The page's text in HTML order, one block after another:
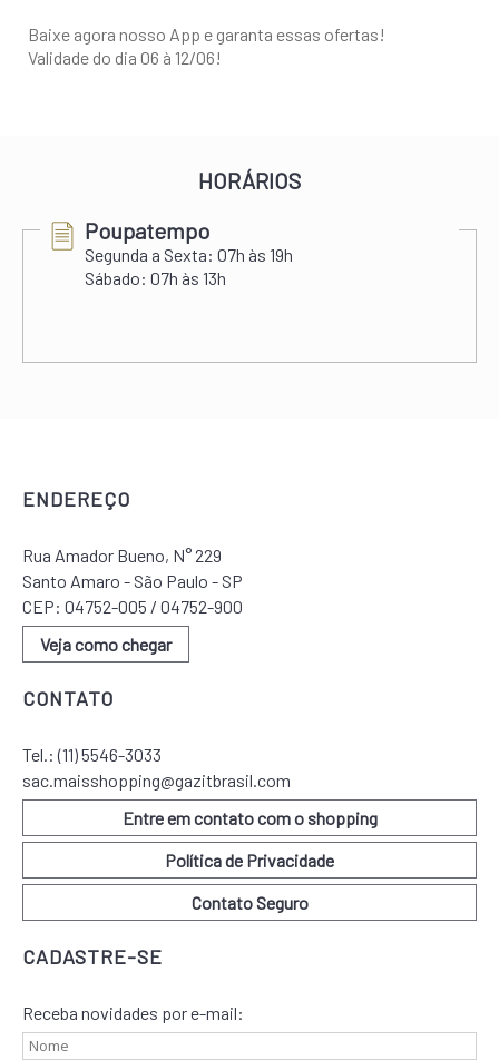
Baixe agora nosso App e garanta essas ofertas!
Validade do dia 06 à 12/06!
HORÁRIOS
Poupatempo
Segunda a Sexta: 07h às 19h
Sábado: 07h às 13h
ENDEREÇO
Rua Amador Bueno, N° 229
Santo Amaro - São Paulo - SP
CEP: 04752-005 / 04752-900
Veja como chegar
CONTATO
Tel.:(11) 5546-3033
sac.maisshopping@gazitbrasil.com
Entre em contato com o shopping
Política de Privacidade
Contato Seguro
CADASTRE-SE
Receba novidades por e-mail: